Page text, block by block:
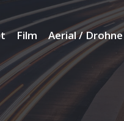
Film Aerial / Drohne